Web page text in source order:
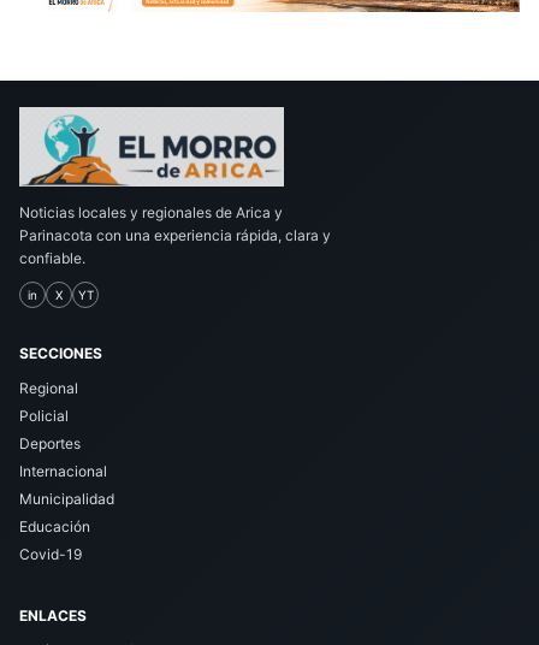
Noticias locales y regionales de Arica y
Parinacota con una experiencia rápida, clara y
confiable.
in X YT
SECCIONES
Regional
Policial
Deportes
Internacional
Municipalidad
Educación
Covid-19
ENLACES